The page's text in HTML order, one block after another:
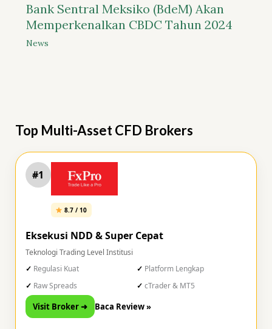
Bank Sentral Meksiko (BdeM) Akan
Memperkenalkan CBDC Tahun 2024
News
Top Multi-Asset CFD Brokers
#1
8.7 / 10
Eksekusi NDD & Super Cepat
Teknologi Trading Level Institusi
Regulasi Kuat
Platform Lengkap
Raw Spreads
cTrader & MT5
Visit Broker ➜ Baca Review »